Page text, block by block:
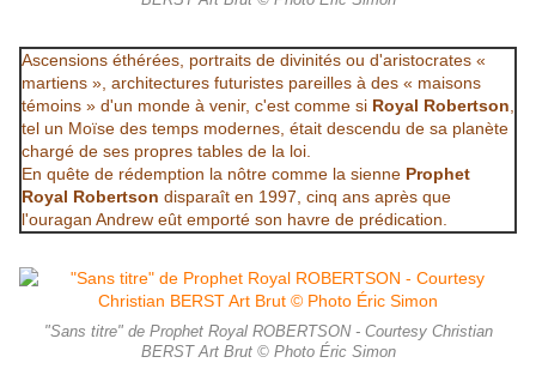
Ascensions éthérées, portraits de divinités ou d'aristocrates «
martiens », architectures futuristes pareilles à des « maisons
témoins » d'un monde à venir, c'est comme si Royal Robertson
tel un Moïse des temps modernes, était descendu de sa planète
chargé de ses propres tables de la loi.
En quête de rédemption la nôtre comme la sienne Prophet
Royal Robertson disparaît en 1997, cinq ans après que
l'ouragan Andrew eût emporté son havre de prédication.
"Sans titre" de Prophet Royal ROBERTSON - Courtesy Christian
BERST Art Brut © Photo Éric Simon